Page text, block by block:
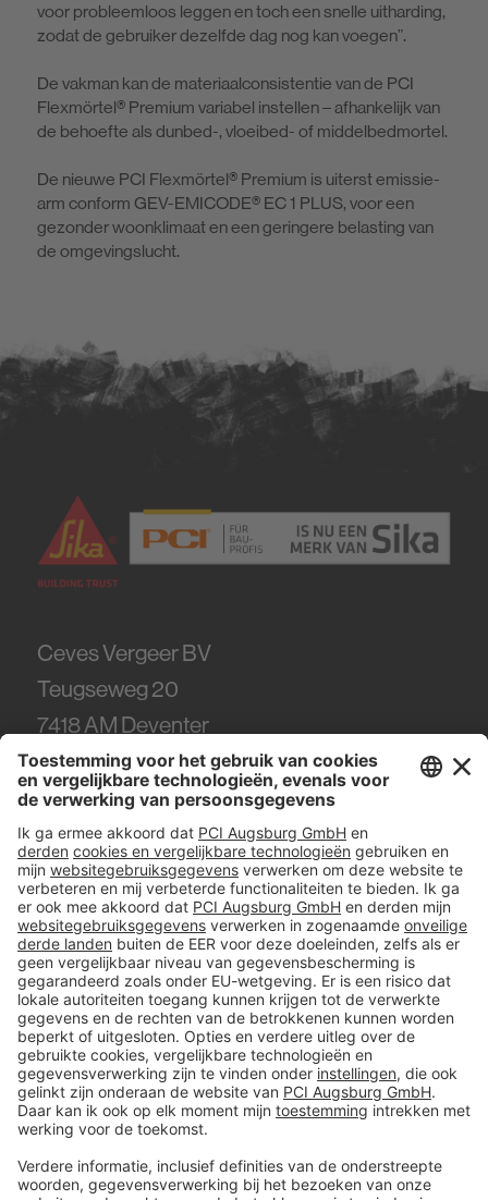
voor probleemloos leggen en toch een snelle uitharding,
zodat de gebruiker dezelfde dag nog kan voegen”.
De vakman kan de materiaalconsistentie van de PCI
Flexmörtel® Premium variabel instellen – afhankelijk van
de behoefte als dunbed-, vloeibed- of middelbedmortel.
De nieuwe PCI Flexmörtel® Premium is uiterst emissie-
arm conform GEV-EMICODE® EC 1 PLUS, voor een
gezonder woonklimaat en een geringere belasting van
de omgevingslucht.
Ceves Vergeer BV
Teugseweg 20
7418AM Deventer
Tel. 0570 - 50 38 30
#PCI
Colofon
Algemene verkoop- en